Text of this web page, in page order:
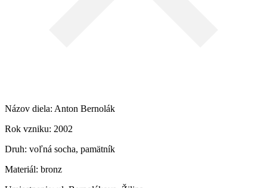
Názov diela: Anton Bernolák
Rok vzniku: 2002
Druh: voľná socha, pamätník
Materiál: bronz